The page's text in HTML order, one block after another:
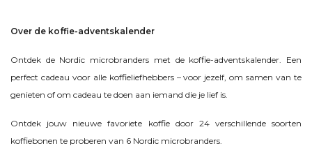
Over de koffie-adventskalender
Ontdek de Nordic microbranders met de koffie-adventskalender. Een
perfect cadeau voor alle koffieliefhebbers – voor jezelf, om samen van te
genieten of om cadeau te doen aan iemand die je lief is.
Ontdek jouw nieuwe favoriete koffie door 24 verschillende soorten
koffiebonen te proberen van 6 Nordic microbranders.